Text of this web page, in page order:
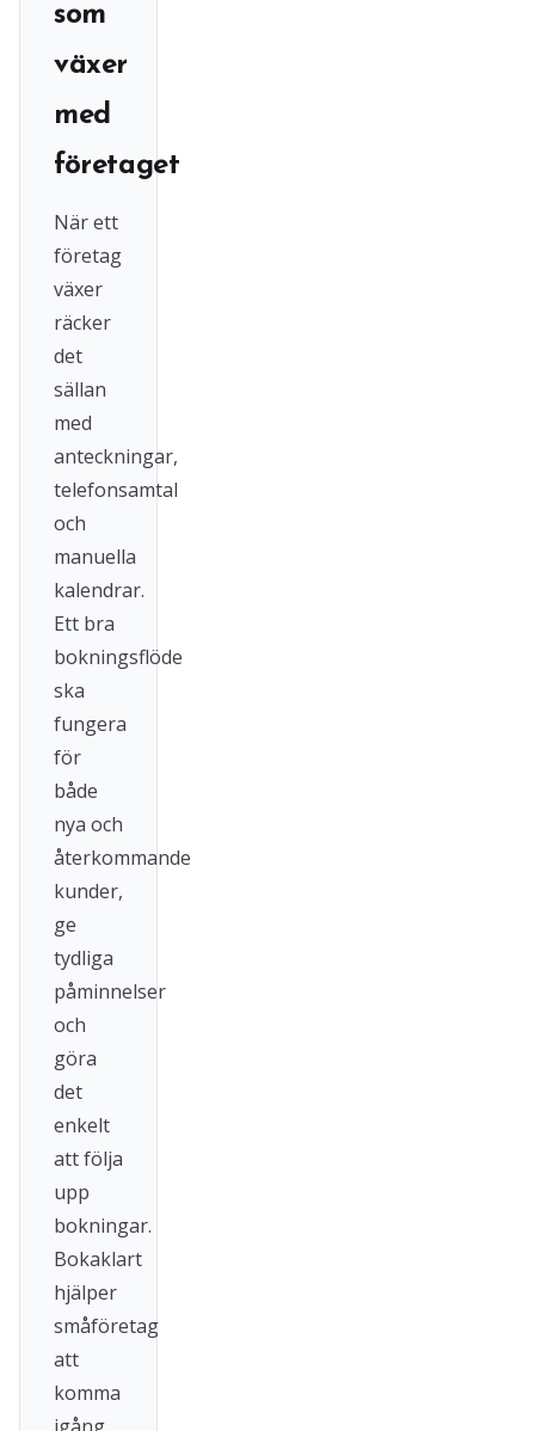
som
växer
med
företaget
När ett
företag
växer
räcker
det
sällan
med
anteckningar,
telefonsamtal
och
manuella
kalendrar.
Ett bra
bokningsflöde
ska
fungera
för
både
nya och
återkommande
kunder,
ge
tydliga
påminnelser
och
göra
det
enkelt
att följa
upp
bokningar.
Bokaklart
hjälper
småföretag
att
komma